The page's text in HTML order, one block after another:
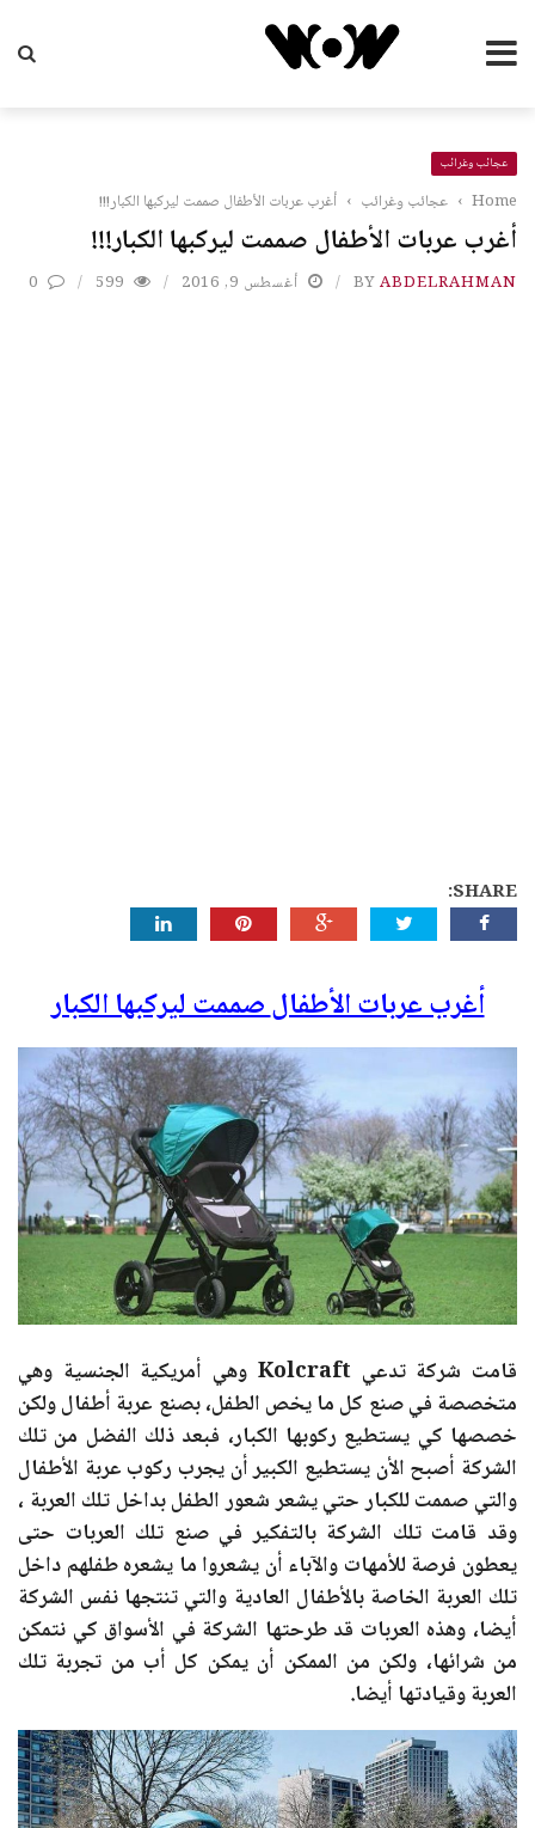
عجائب وغرائب
Home
› عجائب وغرائب › أغرب عربات الأطفال صممت ليركبها الكبار!!!
أغرب عربات الأطفال صممت ليركبها الكبار!!!
BYABDELRAHMAN أغسطس 9, 2016 599
0
SHARE:
أغرب عربات الأطفالصممت ليركبها الكبار
قامت شركة تدعي Kolcraft وهي أمريكية الجنسية وهي
متخصصة في صنع كل ما يخص الطفل، بصنع عربة أطفال ولكن
خصصها كي يستطيع ركوبها الكبار، فبعد ذلك الفضل من تلك
الشركة أصبح الأن يستطيع الكبير أن يجرب ركوب عربة الأطفال
والتي صممت للكبار حتي يشعر شعور الطفل بداخل تلك العربة ،
وقد قامت تلك الشركة بالتفكير في صنع تلك العربات حتى
يعطون فرصة للأمهات والآباء أن يشعروا ما يشعره طفلهم داخل
تلك العربة الخاصة بالأطفال العادية والتي تنتجها نفس الشركة
أيضا، وهذه العربات قد طرحتها الشركة في الأسواق كي نتمكن
من شرائها، ولكن من الممكن أن يمكن كل أب من تجربة تلك
العربة وقيادتها أيضا.